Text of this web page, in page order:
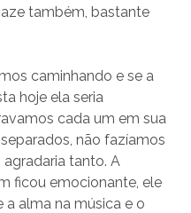
também, bastante
caminhando e se a
hoje ela seria
cada um em sua
não fazíamos
tanto. A
ficou emocionante, ele
alma na música e o